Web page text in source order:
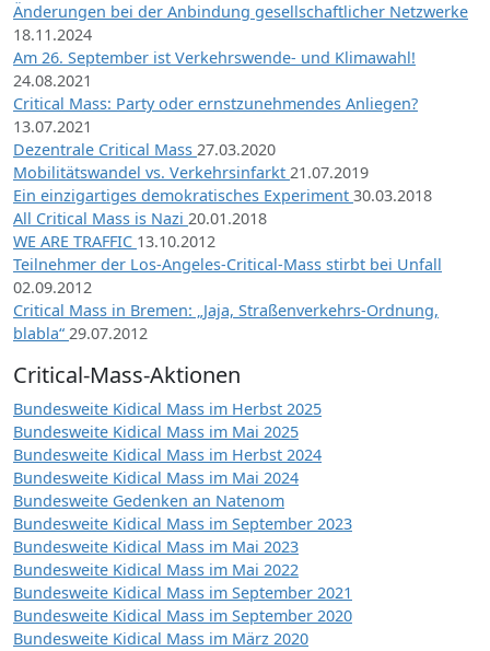
Änderungen bei der Anbindung gesellschaftlicher Netzwerke
18.11.2024
Am 26. September ist Verkehrswende- und Klimawahl!
24.08.2021
Critical Mass: Party oder ernstzunehmendes Anliegen?
13.07.2021
Dezentrale Critical Mass 27.03.2020
Mobilitätswandel vs. Verkehrsinfarkt 21.07.2019
Ein einzigartiges demokratisches Experiment 30.03.2018
All Critical Mass is Nazi 20.01.2018
WE ARE TRAFFIC 13.10.2012
Teilnehmer der Los-Angeles-Critical-Mass stirbt bei Unfall
02.09.2012
Critical Mass in Bremen: „Jaja, Straßenverkehrs-Ordnung,
blabla“ 29.07.2012
Critical-Mass-Aktionen
Bundesweite Kidical Mass im Herbst 2025
Bundesweite Kidical Mass im Mai 2025
Bundesweite Kidical Mass im Herbst 2024
Bundesweite Kidical Mass im Mai 2024
Bundesweite Gedenken an Natenom
Bundesweite Kidical Mass im September 2023
Bundesweite Kidical Mass im Mai 2023
Bundesweite Kidical Mass im Mai 2022
Bundesweite Kidical Mass im September 2021
Bundesweite Kidical Mass im September 2020
Bundesweite Kidical Mass im März 2020